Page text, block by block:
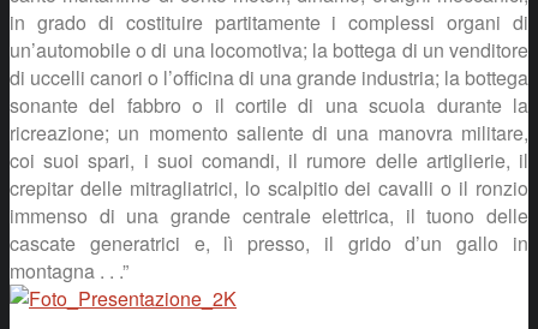
in grado di costituire partitamente i complessi organi di
un’automobile o di una locomotiva; la bottega di un venditore
di uccelli canori o l’officina di una grande industria; la bottega
sonante del fabbro o il cortile di una scuola durante la
ricreazione; un momento saliente di una manovra militare,
coi suoi spari, i suoi comandi, il rumore delle artiglierie, il
crepitar delle mitragliatrici, lo scalpitio dei cavalli o il ronzio
immenso di una grande centrale elettrica, il tuono delle
cascate generatrici e, lì presso, il grido d’un gallo in
montagna . . .”